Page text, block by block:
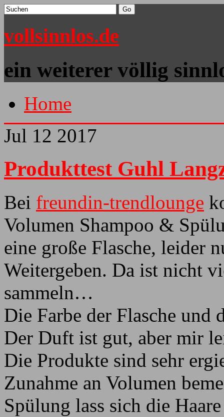
vollsinnlos.de
ein weiterer völlig
Home
Jul 12 2017
Produkttest Guhl
Bei freundin-trendlounge
Volumen Shampoo &
eine große Flasche, leider
Weitergeben. Da ist nicht
sammeln…
Die Farbe der Flasche und
Der Duft ist gut, aber mir
Die Produkte sind sehr
Zunahme an Volumen
Spülung lass sich die